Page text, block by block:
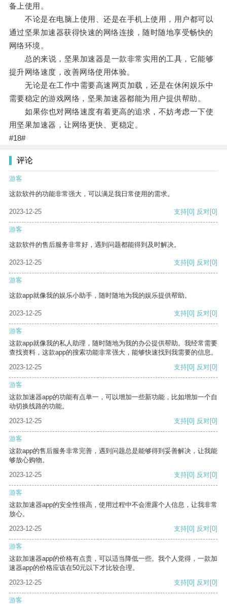
备上使用。
不论是在电脑上使用、还是在手机上使用，用户都可以
通过坚果加速器获得快速的网络连接，随时随地享受畅快的
网络环境。
总的来说，坚果加速器是一款非常实用的工具，它能够
提升网络速度，改善网络使用体验。
无论是在工作中需要高速网页加载，还是在休闲娱乐中
需要稳定的游戏网络，坚果加速器都能为用户提供帮助。
如果你也对网络速度有着更高的追求，不妨考虑一下使
用坚果加速器，让网络更快、更稳定。
#18#
评论
游客
这款软件的功能非常强大，可以满足我日常使用的需求。
2023-12-25 支持[0] 反对[0]
游客
这款软件的售后服务非常好，遇到问题都能得到及时解决。
2023-12-25 支持[0] 反对[0]
游客
这款app就像我的娱乐小助手，随时随地为我的娱乐提供帮助。
2023-12-25 支持[0] 反对[0]
游客
这款app就像我的私人助理，随时随地为我的办公提供帮助。我经常需要
查找资料，这款app的搜索功能非常强大，能够快速找到我需要的信息。
2023-12-25
支持[0] 反对[0]
游客
这款加速器app的功能有点单一，可以增加一些新功能，比如增加一个自
动切换线路的功能。
2023-12-25
支持[0] 反对[0]
游客
这款app的售后服务非常完善，遇到问题总是能够得到妥善解决，让我能
够放心购物。
2023-12-25
支持[0] 反对[0]
游客
这款加速器app的安全性很高，使用过程中不会泄露个人信息，让我非常
放心。
2023-12-25
支持[0] 反对[0]
游客
这款加速器app的价格有点贵，可以适当降低一些。我个人觉得，一款加
速器app的价格应该在50元以下才比较合理。
2023-12-25
支持[0] 反对[0]
游客